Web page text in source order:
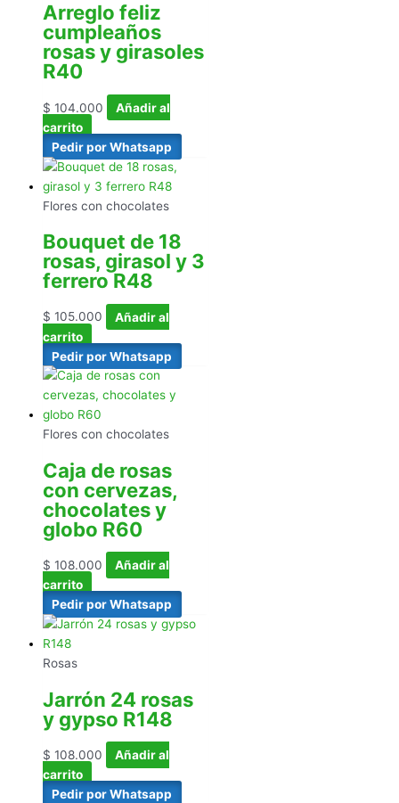
Arreglo feliz
cumpleaños
rosas y girasoles
R40
$ 104.000
Añadir al
carrito
Pedir por Whatsapp
Flores con chocolates
Bouquet de 18
rosas, girasol y 3
ferrero R48
$ 105.000
Añadir al
carrito
Pedir por Whatsapp
Flores con chocolates
Caja de rosas
con cervezas,
chocolates y
globo R60
$ 108.000
Añadir al
carrito
Pedir por Whatsapp
Rosas
Jarrón 24 rosas
y gypso R148
$ 108.000
Añadir al
carrito
Pedir por Whatsapp